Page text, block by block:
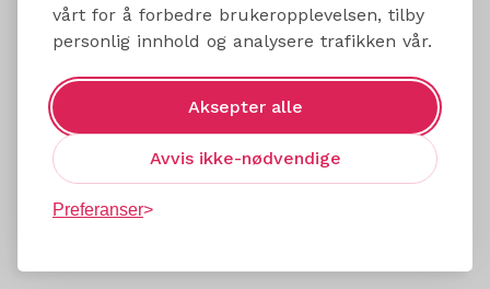
vårt for å forbedre brukeropplevelsen, tilby
personlig innhold og analysere trafikken vår.
Aksepter alle
Avvis ikke-nødvendige
Preferanser